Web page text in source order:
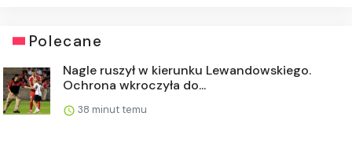
Polecane
Nagle ruszył w kierunku Lewandowskiego.
Ochrona wkroczyła do...
38 minut temu